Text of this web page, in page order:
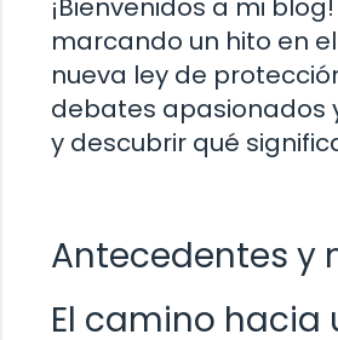
¡Bienvenidos a mi
marcando un hito en
nueva ley de
debates apasionados
y descubrir qué
Antecedentes y
El camino